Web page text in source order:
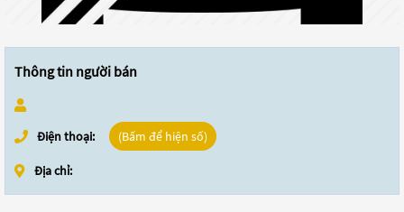
Thông tin người bán
Điện thoại: (Bấm để hiện số)
Địa chỉ: